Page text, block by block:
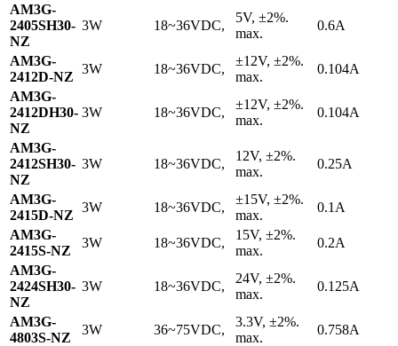
AM3G-
2405SH30-
NZ
3W 18~36VDC,
5V, ±2%.
max.
0.6A
AM3G-
2412D-NZ
3W 18~36VDC,
±12V, ±2%.
max.
0.104A
AM3G-
2412DH30-
NZ
3W 18~36VDC,
±12V, ±2%.
max.
0.104A
AM3G-
2412SH30-
NZ
3W 18~36VDC,
12V, ±2%.
max.
0.25A
AM3G-
2415D-NZ
3W 18~36VDC,
±15V, ±2%.
max.
0.1A
AM3G-
2415S-NZ
3W 18~36VDC,
15V, ±2%.
max.
0.2A
AM3G-
2424SH30-
NZ
3W 18~36VDC,
24V, ±2%.
max.
0.125A
AM3G-
4803S-NZ
3W 36~75VDC,
3.3V, ±2%.
max.
0.758A